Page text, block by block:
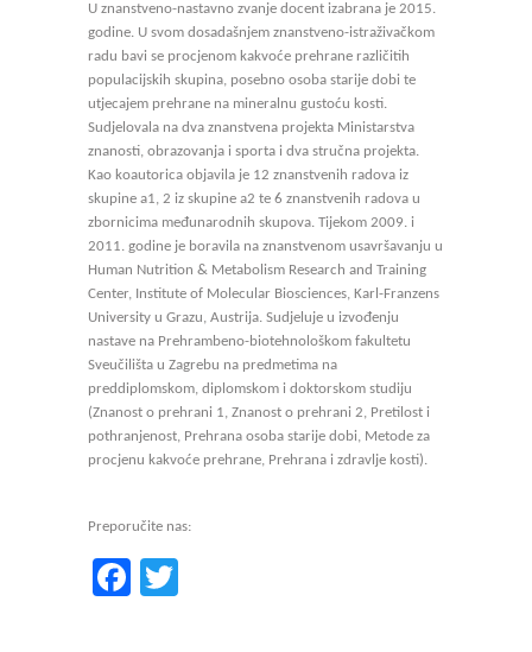
U znanstveno-nastavno zvanje docent izabrana je 2015.
godine. U svom dosadašnjem znanstveno-istraživačkom
radu bavi se procjenom kakvoće prehrane različitih
populacijskih skupina, posebno osoba starije dobi te
utjecajem prehrane na mineralnu gustoću kosti.
Sudjelovala na dva znanstvena projekta Ministarstva
znanosti, obrazovanja i sporta i dva stručna projekta.
Kao koautorica objavila je 12 znanstvenih radova iz
skupine a1, 2 iz skupine a2 te 6 znanstvenih radova u
zbornicima međunarodnih skupova. Tijekom 2009. i
2011. godine je boravila na znanstvenom usavršavanju u
Human Nutrition & Metabolism Research and Training
Center, Institute of Molecular Biosciences, Karl-Franzens
University u Grazu, Austrija. Sudjeluje u izvođenju
nastave na Prehrambeno-biotehnološkom fakultetu
Sveučilišta u Zagrebu na predmetima na
preddiplomskom, diplomskom i doktorskom studiju
(Znanost o prehrani 1, Znanost o prehrani 2, Pretilost i
pothranjenost, Prehrana osoba starije dobi, Metode za
procjenu kakvoće prehrane, Prehrana i zdravlje kosti).
Preporučite nas:
Facebook